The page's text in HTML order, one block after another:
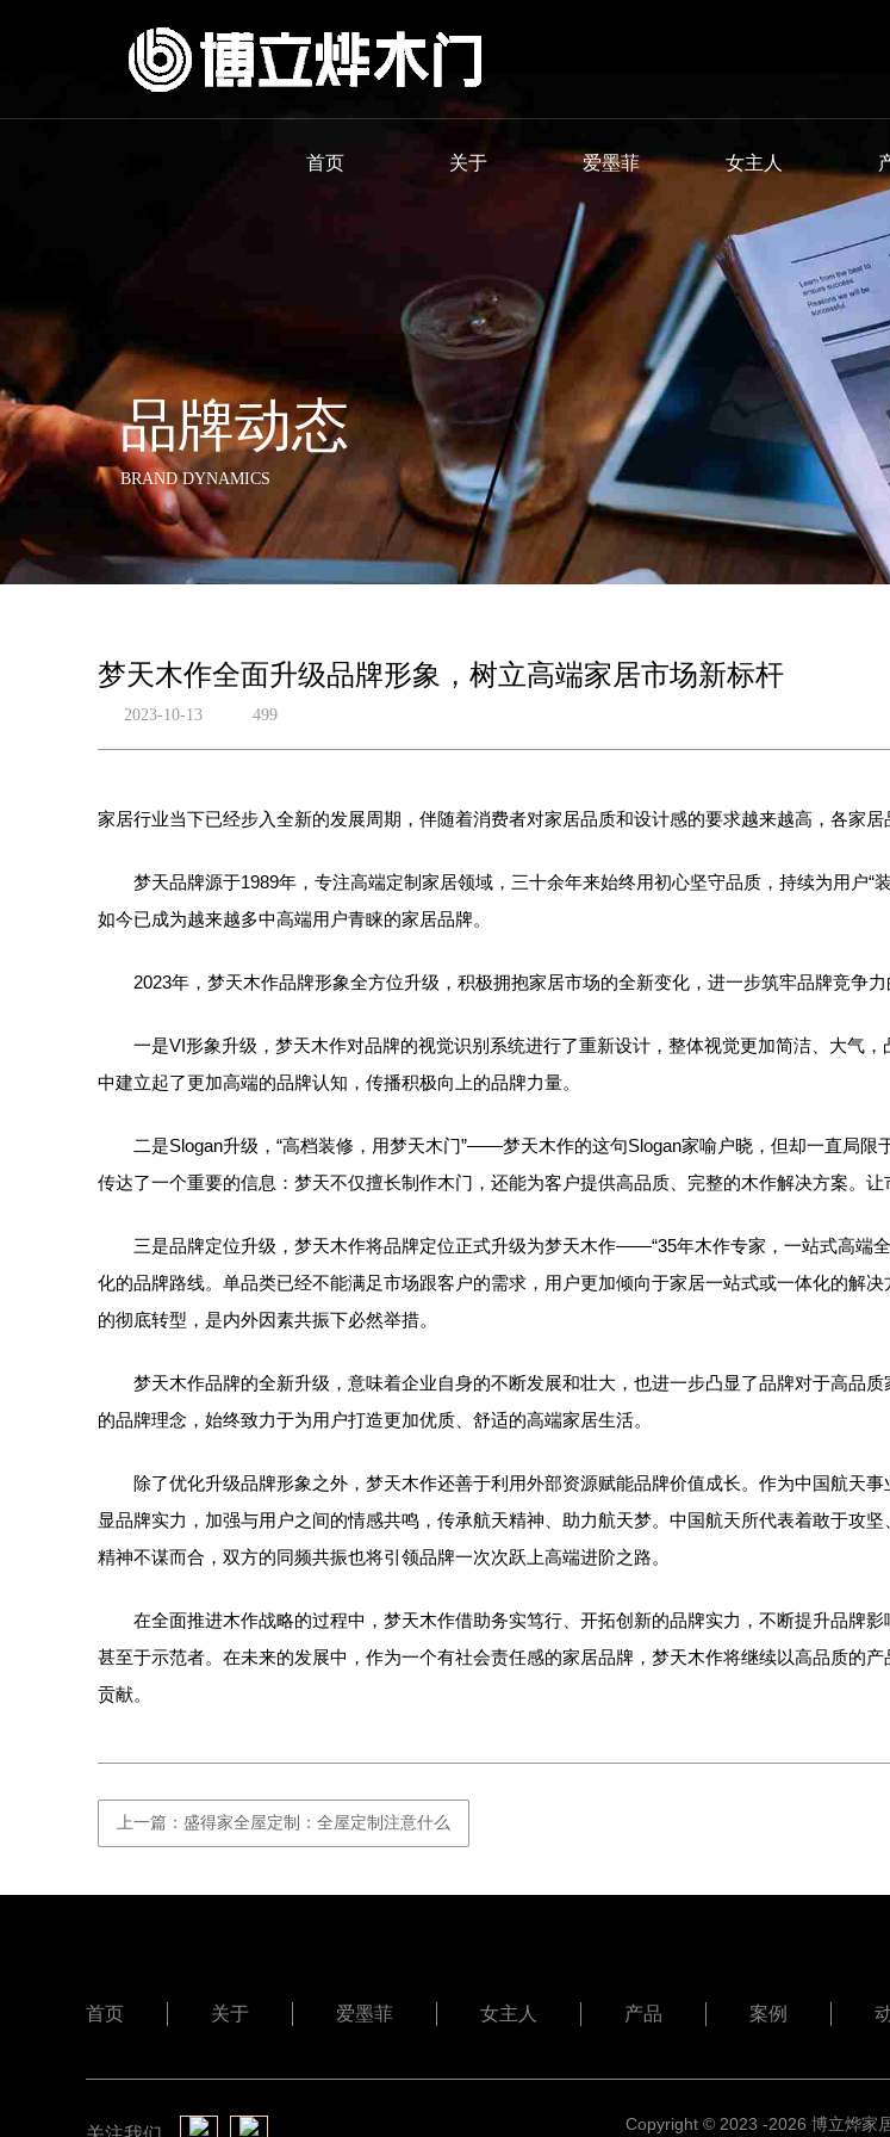
品牌动态
BRAND DYNAMICS
梦天木作全面升级品牌形象，树立高端家居市场新标杆
2023-10-13 499
家居行业当下已经步入全新的发展周期，伴随着消费者对家居品质和设计感的要求越来越高，各家居
梦天品牌源于1989年，专注高端定制家居领域，三十余年来始终用初心坚守品质，持续为用户“
如今已成为越来越多中高端用户青睐的家居品牌。
2023年，梦天木作品牌形象全方位升级，积极拥抱家居市场的全新变化，进一步筑牢品牌竞争力
一是VI形象升级，梦天木作对品牌的视觉识别系统进行了重新设计，整体视觉更加简洁、大气，
中建立起了更加高端的品牌认知，传播积极向上的品牌力量。
二是Slogan升级，“高档装修，用梦天木门”——梦天木作的这句Slogan家喻户晓，但却一直局限
传达了一个重要的信息：梦天不仅擅长制作木门，还能为客户提供高品质、完整的木作解决方案。
三是品牌定位升级，梦天木作将品牌定位正式升级为梦天木作——“35年木作专家，一站式高端
化的品牌路线。单品类已经不能满足市场跟客户的需求，用户更加倾向于家居一站式或一体化的解
的彻底转型，是内外因素共振下必然举措。
梦天木作品牌的全新升级，意味着企业自身的不断发展和壮大，也进一步凸显了品牌对于高品
的品牌理念，始终致力于为用户打造更加优质、舒适的高端家居生活。
除了优化升级品牌形象之外，梦天木作还善于利用外部资源赋能品牌价值成长。作为中国航天
显品牌实力，加强与用户之间的情感共鸣，传承航天精神、助力航天梦。中国航天所代表着敢于攻
精神不谋而合，双方的同频共振也将引领品牌一次次跃上高端进阶之路。
在全面推进木作战略的过程中，梦天木作借助务实笃行、开拓创新的品牌实力，不断提升品牌
甚至于示范者。在未来的发展中，作为一个有社会责任感的家居品牌，梦天木作将继续以高品质的
贡献。
上一篇：盛得家全屋定制：全屋定制注意什么
首页 关于 爱墨菲 女主人
首页 关于 爱墨菲 女主人 产品 案例
Copyright © 2023 -2026 博立烨家